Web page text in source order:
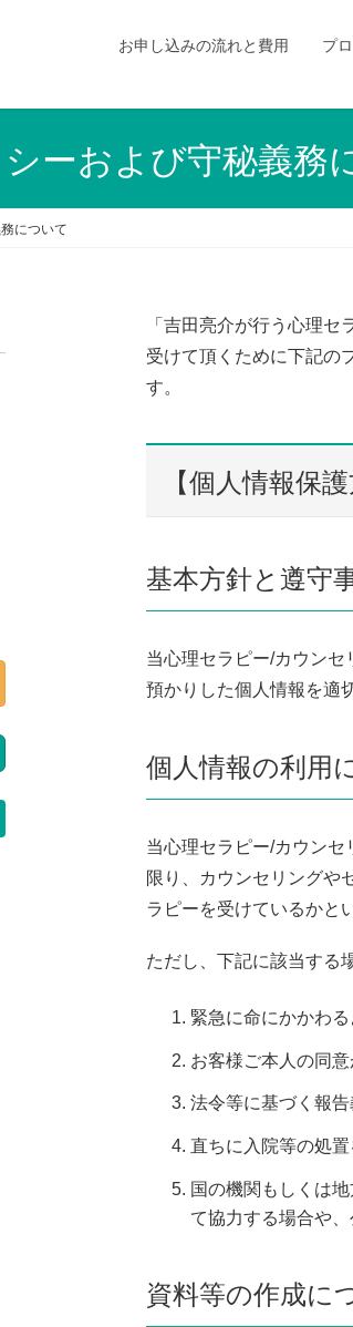
お申し込みの流れと費用 プ
ーおよび守秘義務
について
「吉田亮介が行う心理
受けて頂くために下記の
す。
【個人情報保
基本方針と遵守
当心理セラピー/カウン
預かりした個人情報を適
個人情報の利用
当心理セラピー/カウン
限り、カウンセリングや
ラピーを受けているかと
ただし、下記に該当する
緊急に命にかかわ
お客様ご本人の同
法令等に基づく報
直ちに入院等の処
国の機関もしくは
て協力する場合や
資料等の作成に